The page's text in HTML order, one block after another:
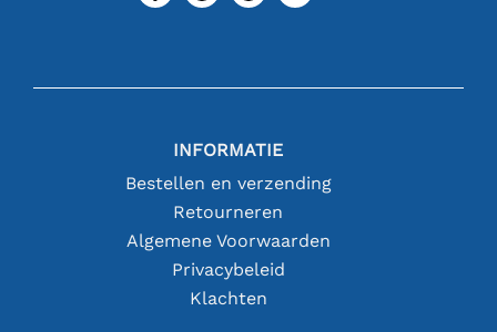
INFORMATIE
Bestellen en verzending
Retourneren
Algemene Voorwaarden
Privacybeleid
Klachten